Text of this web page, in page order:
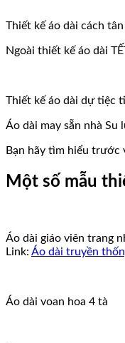
Thiết kế áo dài cách
Ngoài thiết kế áo dài
Thiết kế áo dài dự tiệc
Áo dài may sẵn nhà Su
Bạn hãy tìm hiểu trước
Một số mẫu
Áo dài giáo viên trang
Link: Áo dài truyền
Áo dài voan hoa 4 tà